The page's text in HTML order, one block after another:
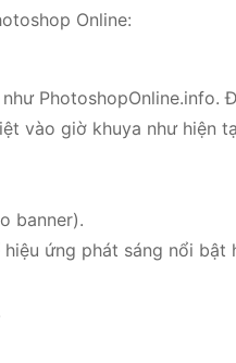
Online:
PhotoshopOnline.info.
vào giờ khuya như hiện
banner).
ứng phát sáng nổi bật